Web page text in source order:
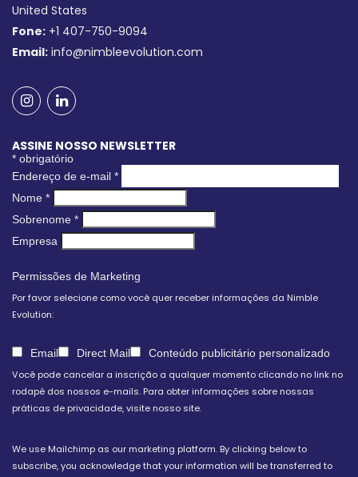
United States
Fone: +1 407-750-9094
Email: info@nimbleevolution.com
ASSINE NOSSO NEWSLETTER
* obrigatório
Endereço de e-mail *
Nome *
Sobrenome *
Empresa
Permissões de Marketing
Por favor selecione como você quer receber informações da Nimble
Evolution:
Email Direct Mail
Conteúdo publicitário personalizado
Você pode cancelar a inscrição a qualquer momento clicando no link no
rodapé dos nossos e-mails. Para obter informações sobre nossas
práticas de privacidade, visite nosso site.
We use Mailchimp as our marketing platform. By clicking below to
subscribe, you acknowledge that your information will be transferred to